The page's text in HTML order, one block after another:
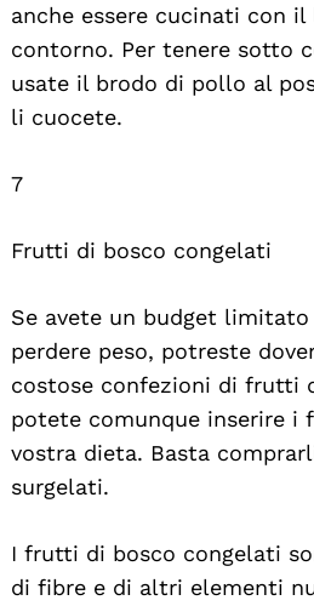
anche essere cucinati con
contorno. Per tenere sotto
usate il brodo di pollo al
li cuocete.
7
Frutti di bosco congelati
Se avete un budget
perdere peso, potreste
costose confezioni di frutti
potete comunque inserire i
vostra dieta. Basta
surgelati.
I frutti di bosco congelati
di fibre e di altri elementi